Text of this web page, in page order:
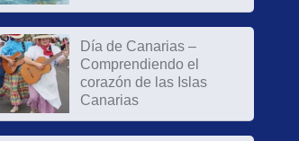
Día de Canarias –
Comprendiendo el
corazón de las Islas
Canarias